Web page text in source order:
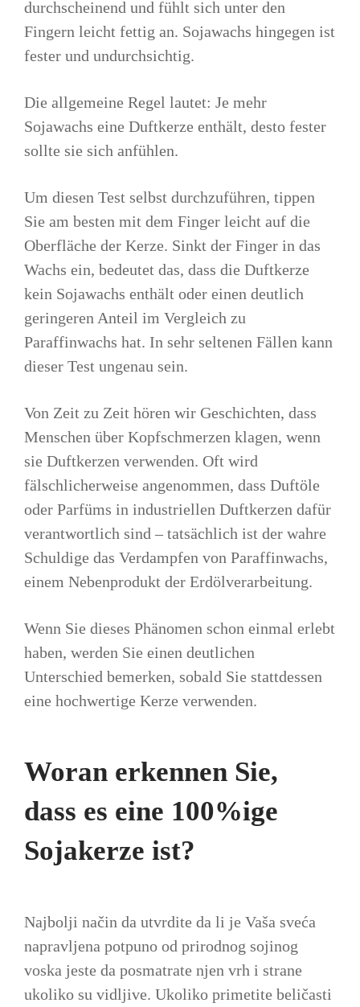
durchscheinend und fühlt sich unter den
Fingern leicht fettig an. Sojawachs hingegen ist
fester und undurchsichtig.
Die allgemeine Regel lautet: Je mehr
Sojawachs eine Duftkerze enthält, desto fester
sollte sie sich anfühlen.
Um diesen Test selbst durchzuführen, tippen
Sie am besten mit dem Finger leicht auf die
Oberfläche der Kerze. Sinkt der Finger in das
Wachs ein, bedeutet das, dass die Duftkerze
kein Sojawachs enthält oder einen deutlich
geringeren Anteil im Vergleich zu
Paraffinwachs hat. In sehr seltenen Fällen kann
dieser Test ungenau sein.
Von Zeit zu Zeit hören wir Geschichten, dass
Menschen über Kopfschmerzen klagen, wenn
sie Duftkerzen verwenden. Oft wird
fälschlicherweise angenommen, dass Duftöle
oder Parfüms in industriellen Duftkerzen dafür
verantwortlich sind – tatsächlich ist der wahre
Schuldige das Verdampfen von Paraffinwachs,
einem Nebenprodukt der Erdölverarbeitung.
Wenn Sie dieses Phänomen schon einmal erlebt
haben, werden Sie einen deutlichen
Unterschied bemerken, sobald Sie stattdessen
eine hochwertige Kerze verwenden.
Woran erkennen Sie,
dass es eine 100%ige
Sojakerze ist?
Najbolji način da utvrdite da li je Vaša sveća
napravljena potpuno od prirodnog sojinog
voska jeste da posmatrate njen vrh i strane
ukoliko su vidljive. Ukoliko primetite beličasti